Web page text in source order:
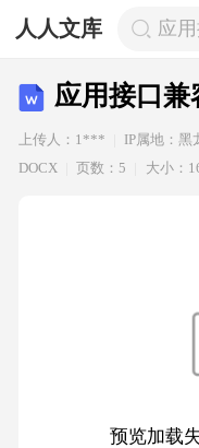
人人文库 应
应用接口
上传人：1*** IP属地：黑
DOCX
页数：5 大小：
预览加载